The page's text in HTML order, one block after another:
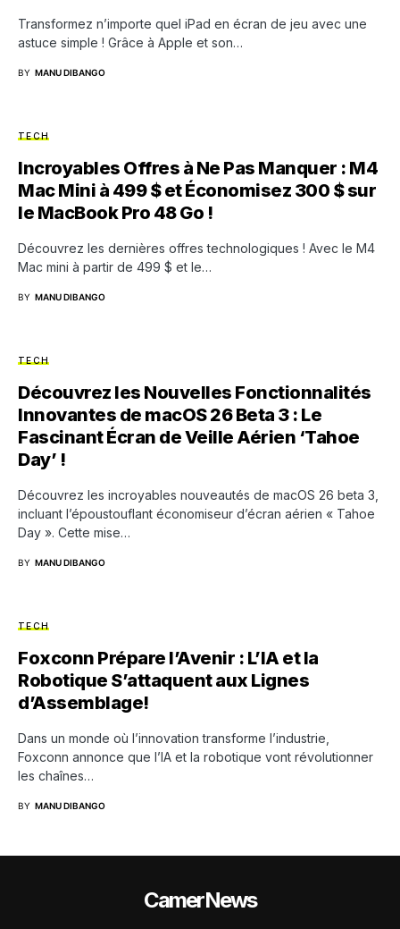
Transformez n’importe quel iPad en écran de jeu avec une
astuce simple ! Grâce à Apple et son…
BY MANU DIBANGO
TECH
Incroyables Offres à Ne Pas Manquer : M4
Mac Mini à 499 $ et Économisez 300 $ sur
le MacBook Pro 48 Go !
Découvrez les dernières offres technologiques ! Avec le M4
Mac mini à partir de 499 $ et le…
BY MANU DIBANGO
TECH
Découvrez les Nouvelles Fonctionnalités
Innovantes de macOS 26 Beta 3 : Le
Fascinant Écran de Veille Aérien ‘Tahoe
Day’ !
Découvrez les incroyables nouveautés de macOS 26 beta 3,
incluant l’époustouflant économiseur d’écran aérien « Tahoe
Day ». Cette mise…
BY MANU DIBANGO
TECH
Foxconn Prépare l’Avenir : L’IA et la
Robotique S’attaquent aux Lignes
d’Assemblage!
Dans un monde où l’innovation transforme l’industrie,
Foxconn annonce que l’IA et la robotique vont révolutionner
les chaînes…
BY MANU DIBANGO
CamerNews